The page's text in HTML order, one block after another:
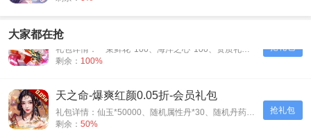
大家都在抢联盟崛起-0.1折扣版-会员礼包
剩余： 100%
抢礼包
天之命-爆爽红颜0.05折-会员礼包
礼包详情：仙玉*50000、随机属性丹*30、随机丹药*30、神装碎片*500
剩余： 50%